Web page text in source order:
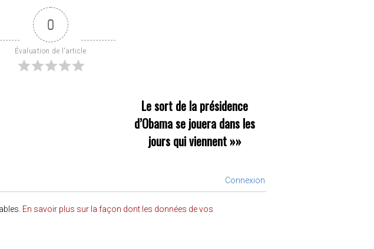
0
Évaluation de l'article
Le sort de la présidence
d’Obama se jouera dans les
jours qui viennent»»
Connexion
En savoir plus sur la façon dont les données de vos